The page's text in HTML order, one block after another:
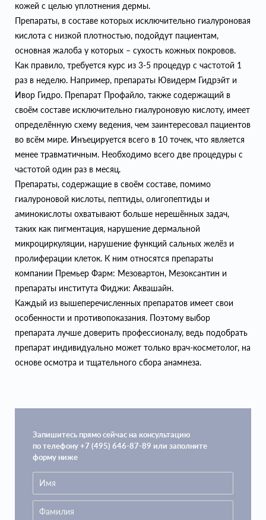
кожей с целью уплотнения дермы.
Препараты, в составе которых исключительно гиалуроновая
кислота с низкой плотностью, подойдут пациентам,
основная жалоба у которых – сухость кожных покровов.
Как правило, требуется курс из 3-5 процедур с частотой 1
раз в неделю. Например, препараты Ювидерм Гидрэйт и
Ивор Гидро. Препарат Профайло, также содержащий в
своём составе исключительно гиалуроновую кислоту, имеет
определённую схему ведения, чем заинтересовал пациентов
во всём мире. Инъецируется всего в 10 точек, что является
менее травматичным. Необходимо всего две процедуры с
частотой один раз в месяц.
Препараты, содержащие в своём составе, помимо
гиалуроновой кислоты, пептиды, олигопептиды и
аминокислоты охватывают больше нерешённых задач,
таких как пигментация, нарушение дермальной
микроциркуляции, нарушение функций сальных желёз и
пролиферации клеток. К ним относятся препараты
компании Премьер Фарм: Мезовартон, Мезоксантин и
препараты института Фиджи: Аквашайн.
Каждый из вышеперечисленных препаратов имеет свои
особенности и противопоказания. Поэтому выбор
препарата лучше доверить профессионалу, ведь подобрать
препарат индивидуально может только врач-косметолог, на
основе осмотра и тщательного сбора анамнеза.
Запишитесь прямо сейчас на консультацию
по телефону +7 (495) 646-87-89 или заполните
форму ниже